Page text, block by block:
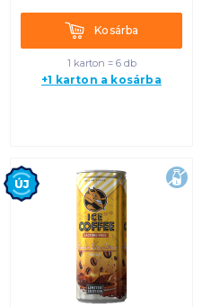
KosárbaKosárba
1 karton = 6 db
+1 karton a kosárba
Új